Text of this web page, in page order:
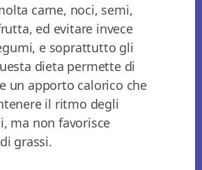
carne, noci, semi,
ed evitare invece
e soprattutto gli
dieta permette di
un apporto calorico che
il ritmo degli
ma non favorisce
grassi.